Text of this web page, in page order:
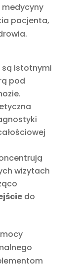
medycyny
pacjenta,
są istotnymi
pod
wizytach
do